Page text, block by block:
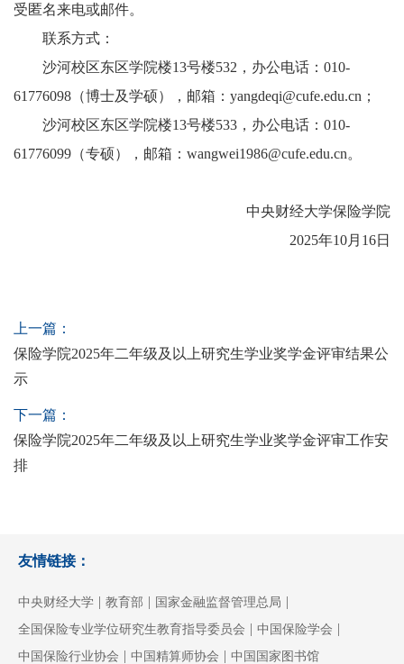
受匿名来电或邮件。
联系方式：
沙河校区东区学院楼13号楼532，办公电话：010-
61776098（博士及学硕），邮箱：yangdeqi@cufe.edu.cn；
沙河校区东区学院楼13号楼533，办公电话：010-
61776099（专硕），邮箱：wangwei1986@cufe.edu.cn。
中央财经大学保险学院
2025年10月16日
上一篇：
保险学院2025年二年级及以上研究生学业奖学金评审结果公
示
下一篇：
保险学院2025年二年级及以上研究生学业奖学金评审工作安
排
友情链接：
中央财经大学 | 教育部 | 国家金融监督管理总局 |
全国保险专业学位研究生教育指导委员会 | 中国保险学会 |
中国保险行业协会 | 中国精算师协会 | 中国国家图书馆